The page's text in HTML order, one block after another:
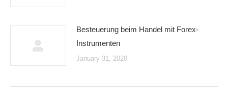
Besteuerung beim Handel mit Forex-
Instrumenten
January 31, 2020